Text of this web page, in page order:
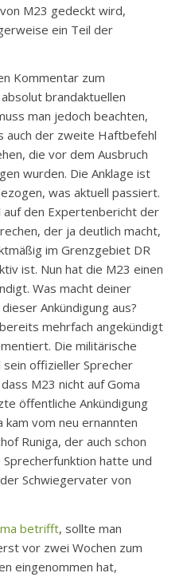
M23 gedeckt wird,
ein Teil der
Kommentar zum
brandaktuellen
man jedoch beachten,
auch der zweite Haftbefehl
die vor dem Ausbruch
wurden. Die Anklage ist
was aktuell passiert.
auf den Expertenbericht der
der ja deutlich macht,
im Grenzgebiet DR
ist. Nun hat die M23 einen
Was macht deiner
Ankündigung aus?
mehrfach angekündigt
Die militärische
sein offizieller Sprecher
M23 nicht auf Goma
öffentliche Ankündigung
kam vom neu ernannten
Runiga, der auch schon
hatte und
Schwiegervater von
betrifft, sollte man
vor zwei Wochen zum
eingenommen hat,